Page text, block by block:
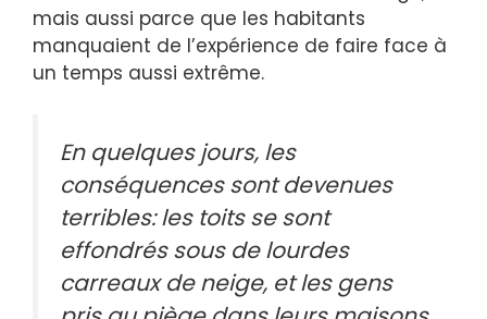
mais aussi parce que les habitants
manquaient de l’expérience de faire face à
un temps aussi extrême.
En quelques jours, les
conséquences sont devenues
terribles: les toits se sont
effondrés sous de lourdes
carreaux de neige, et les gens